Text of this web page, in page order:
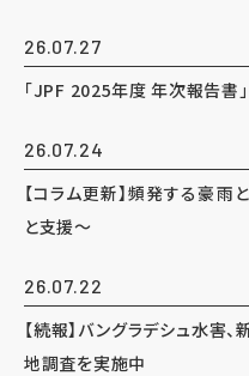
26.07.27
「JPF 2025年度 年次報告書
26.07.24
【コラム更新】頻発する豪
と支援～
26.07.22
【続報】バングラデシュ水害
地調査を実施中